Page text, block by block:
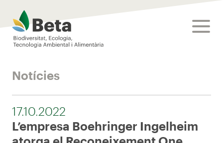
Beta Tech Center
Notícies
17.10.2022
L’empresa Boehringer Ingelheim